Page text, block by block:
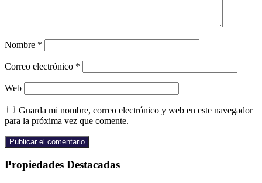
Nombre *
Correo electrónico *
Web
Guarda mi nombre, correo electrónico y web en este navegador
para la próxima vez que comente.
Propiedades Destacadas